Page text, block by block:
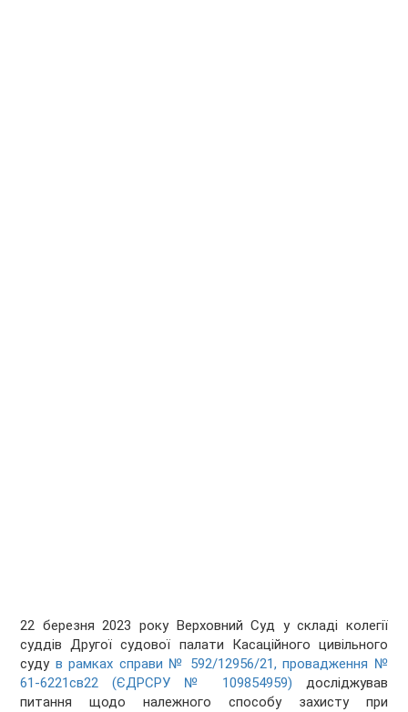
22 березня 2023 року Верховний Суд у складі колегії
суддів Другої судової палати Касаційного цивільного
суду в рамках справи № 592/12956/21, провадження №
61-6221св22 (ЄДРСРУ № 109854959) досліджував
питання щодо належного способу захисту при